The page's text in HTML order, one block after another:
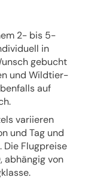
2- bis 5-
in
gebucht
und Wildtier-
auf
variieren
und Tag und
Die Flugpreise
abhängig von